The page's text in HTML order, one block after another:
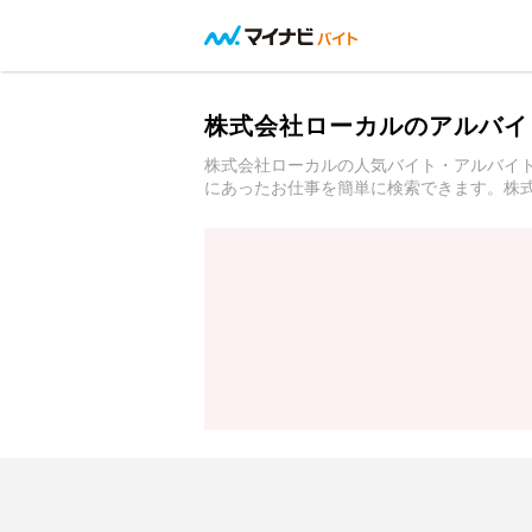
株式会社ローカルのアルバ
株式会社ローカルの人気バイト・アルバイ
にあったお仕事を簡単に検索できます。株